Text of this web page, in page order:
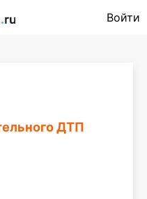
Войти
ДТП